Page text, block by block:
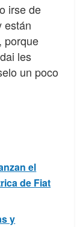
irse de
están
porque
les
un poco
el
de Fiat
y